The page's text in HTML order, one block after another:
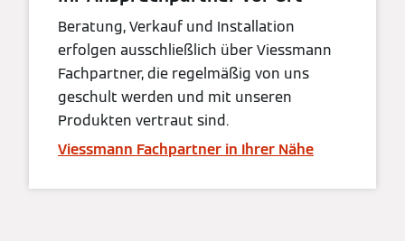
Beratung, Verkauf und Installation
erfolgen ausschließlich über Viessmann
Fachpartner, die regelmäßig von uns
geschult werden und mit unseren
Produkten vertraut sind.
Viessmann Fachpartner in Ihrer Nähe